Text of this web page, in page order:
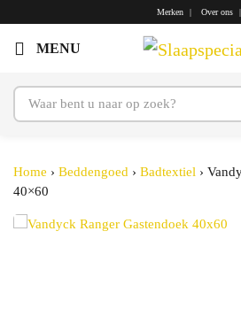
Merken Over ons
Home › Beddengoed › Badtextiel ›
40×60